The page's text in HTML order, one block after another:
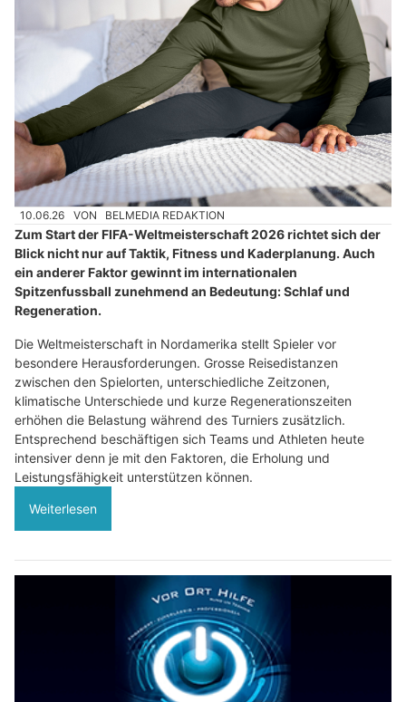
10.06.26 VON BELMEDIA REDAKTION
Zum Start der FIFA-Weltmeisterschaft 2026 richtet sich der
Blick nicht nur auf Taktik, Fitness und Kaderplanung. Auch
ein anderer Faktor gewinnt im internationalen
Spitzenfussball zunehmend an Bedeutung: Schlaf und
Regeneration.
Die Weltmeisterschaft in Nordamerika stellt Spieler vor
besondere Herausforderungen. Grosse Reisedistanzen
zwischen den Spielorten, unterschiedliche Zeitzonen,
klimatische Unterschiede und kurze Regenerationszeiten
erhöhen die Belastung während des Turniers zusätzlich.
Entsprechend beschäftigen sich Teams und Athleten heute
intensiver denn je mit den Faktoren, die Erholung und
Leistungsfähigkeit unterstützen können.
Weiterlesen